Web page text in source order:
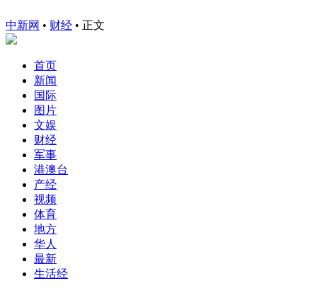
中新网 • 财经 • 正文
首页
新闻
国际
图片
文娱
财经
军事
港澳台
产经
视频
体育
地方
华人
最新
生活经